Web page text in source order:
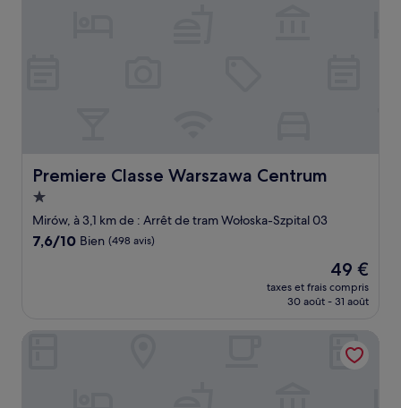
Premiere Classe Warszawa Centrum
Premiere Classe Warszawa Centrum
Hébergement
1.0 étoile
Mirów, à 3,1 km de : Arrêt de tram Wołoska-Szpital 03
7.6
7,6/10 Bien (498 avis)
Le
nouveau
prix
de
49 €
49 €
taxes et frais compris
30 août - 31 août